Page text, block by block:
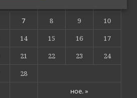
ное. »
7 8 9
10
14 15 16
17
21 22 23
24
28